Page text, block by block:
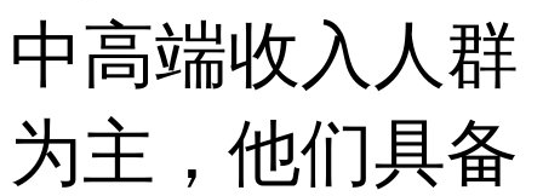
中高端收入人群
为主，他们具备